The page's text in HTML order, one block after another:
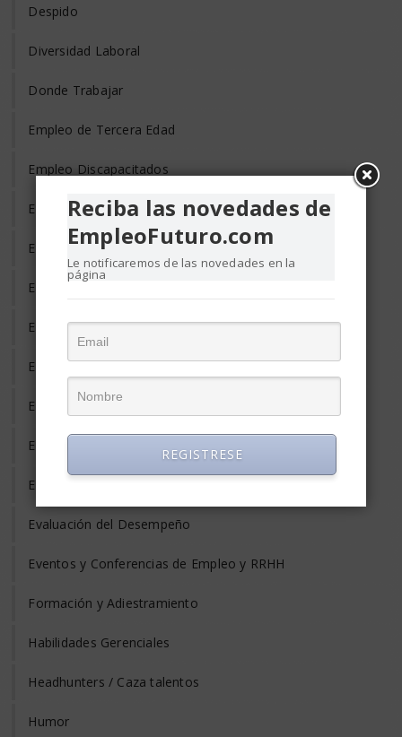
Despido
Diversidad Laboral
Donde Trabajar
Empleo de Tercera Edad
Empleo Discapacitados
Empleo en el Mundo
Empleo Freelance
Empleo Informal
Empleo Temporal
Emprendedores
Entrevista de Trabajo
Equilibrio Vida y Trabajo
Estrés Laboral
Evaluación del Desempeño
Eventos y Conferencias de Empleo y RRHH
Formación y Adiestramiento
Habilidades Gerenciales
Headhunters / Caza talentos
Humor
Reciba las novedades de
EmpleoFuturo.com
Le notificaremos de las novedades en la
página
REGISTRESE